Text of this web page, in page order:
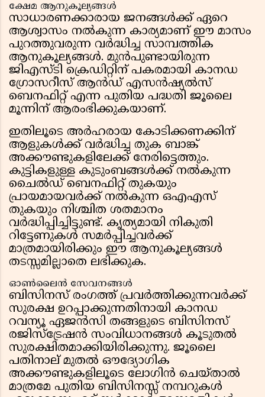
ക്ഷേമ ആനുകൂല്യങ്ങൾ
സാധാരണക്കാരായ ജനങ്ങൾക്ക് ഏറെ
ആശ്വാസം നൽകുന്ന കാര്യമാണ് ഈ മാസം
പുറത്തുവരുന്ന വർദ്ധിച്ച സാമ്പത്തിക
ആനുകൂല്യങ്ങൾ. മുൻപുണ്ടായിരുന്ന
ജിഎസ്ടി ക്രെഡിറ്റിന് പകരമായി കാനഡ
ഗ്രോസറീസ് ആൻഡ് എസൻഷ്യൽസ്
ബെനഫിറ്റ് എന്ന പുതിയ പദ്ധതി ജൂലൈ
മൂന്നിന് ആരംഭിക്കുകയാണ്.
ഇതിലൂടെ അർഹരായ കോടിക്കണക്കിന്
ആളുകൾക്ക് വർദ്ധിച്ച തുക ബാങ്ക്
അക്കൗണ്ടുകളിലേക്ക് നേരിട്ടെത്തും.
കുട്ടികളുള്ള കുടുംബങ്ങൾക്ക് നൽകുന്ന
ചൈൽഡ് ബെനഫിറ്റ് തുകയും
പ്രായമായവർക്ക് നൽകുന്ന ഒഎഎസ്
തുകയും നിശ്ചിത ശതമാനം
വർദ്ധിപ്പിച്ചിട്ടുണ്ട്. കൃത്യമായി നികുതി
റിട്ടേണുകൾ സമർപ്പിച്ചവർക്ക്
മാത്രമായിരിക്കും ഈ ആനുകൂല്യങ്ങൾ
തടസ്സമില്ലാതെ ലഭിക്കുക.
ഓൺലൈൻ സേവനങ്ങൾ
ബിസിനസ് രംഗത്ത് പ്രവർത്തിക്കുന്നവർക്ക്
സുരക്ഷ ഉറപ്പാക്കുന്നതിനായി കാനഡ
റവന്യൂ ഏജൻസി തങ്ങളുടെ ബിസിനസ്
രജിസ്ട്രേഷൻ സംവിധാനങ്ങൾ കൂടുതൽ
സുരക്ഷിതമാക്കിയിരിക്കുന്നു. ജൂലൈ
പതിനാല് മുതൽ ഔദ്യോഗിക
അക്കൗണ്ടുകളിലൂടെ ലോഗിൻ ചെയ്താൽ
മാത്രമേ പുതിയ ബിസിനസ്സ് നമ്പറുകൾ